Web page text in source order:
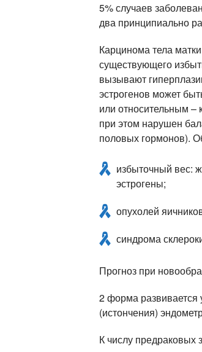
5% случаев
два принципиально
Карцинома тела
существующего
вызывают
эстрогенов может
или относительным –
при этом нарушен
половых гормонов).
избыточный вес:
эстрогены;
опухолей
синдрома
Прогноз при
2 форма
(истончения)
К числу предраковых